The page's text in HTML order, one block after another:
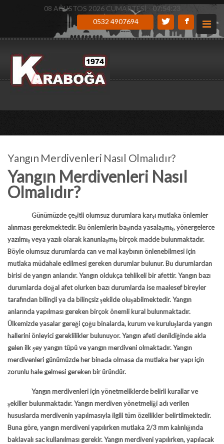
08 AĞUSTOS 2026 CUMARTESİ - 07:54:24
0532 4907694
Yangın Merdivenleri Nasıl Olmalıdır?
Yangın Merdivenleri Nasıl
Olmalıdır?
Günümüzde çeşitli olumsuz durumlara karşı mutlaka önlemler
alınması gerekmektedir. Bu önlemlerin başında yasalaşmış, yönergelerce
yazılmış veya yazılı olarak kanunlaşmış birçok madde bulunmaktadır.
Böyle olumsuz durumlarda can ve mal kaybının önlenebilmesi için
mutlaka müdahale edilmesi gereken durumlar bulunur. Bu durumlardan
birisi de yangın anlarıdır. Yangın oldukça tehlikeli bir afettir. Yangın bazı
durumlarda doğal afet olurken bazı durumlarda ise maalesef bireyler
tarafından bilinçli ya da bilinçsiz şekilde oluşabilmektedir. Yangın
anlarında yapılması gereken birçok önemli kural bulunmaktadır.
Ülkemizde yasalar gereği çoğu binalarda, kurum ve kuruluşlarda yangın
hallerini önleyici gereklilikler bulunuyor. Yangın afeti denildiğinde akla
gelen ilk şey yangın tüpü ve yangın merdiveni olmaktadır. Yangın
merdivenleri günümüzde her binada olmasa da mutlaka her yapı için
zorunlu hale gelmesi gereken bir üründür.
Yangın merdivenleri için yönetmeliklerde belirli kurallar ve
şekiller bulunmaktadır. Yangın merdiven yönetmeliği adı verilen
hususlarda merdivenin yapılmasıyla ilgili tüm özellikler belirtilmektedir.
Buna göre, yangın merdiveni yapılırken mutlaka 2/3 mm kalınlığında
baklavalı sac kullanılması gerekir. Yangın merdiveni yapılırken, yapılacak